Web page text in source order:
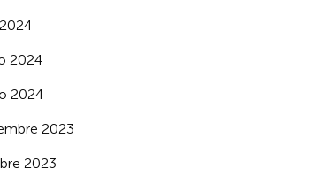
2024
2024
2023
2023